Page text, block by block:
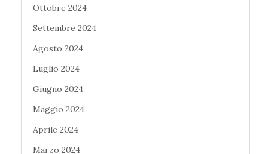
Ottobre 2024
Settembre 2024
Agosto 2024
Luglio 2024
Giugno 2024
Maggio 2024
Aprile 2024
Marzo 2024